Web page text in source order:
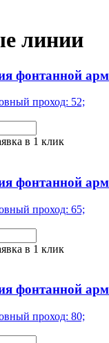
линии
фонтанной
проход: 52;
в 1 клик
фонтанной
проход: 65;
в 1 клик
фонтанной
проход: 80;